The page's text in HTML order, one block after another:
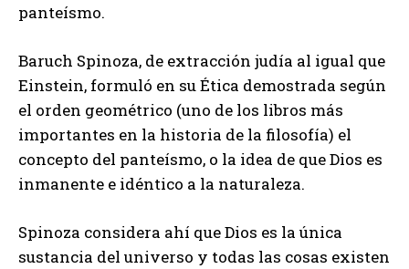
panteísmo.
Baruch Spinoza, de extracción judía al igual que
Einstein, formuló en su Ética demostrada según
el orden geométrico (uno de los libros más
importantes en la historia de la filosofía) el
concepto del panteísmo, o la idea de que Dios es
inmanente e idéntico a la naturaleza.
Spinoza considera ahí que Dios es la única
sustancia del universo y todas las cosas existen